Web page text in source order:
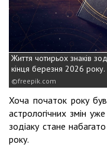
Життя чотирьох знаків
кінця березня 2026 року.
freepik.com
Хоча початок року
астрологічних змін
зодіаку стане
року.